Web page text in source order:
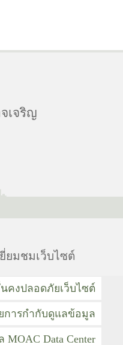
เจริญ
ยมชมเว็บไซต์
คงปลอดภัยเว็บไซต์
การกำกับดูแลข้อมูล
Data Center